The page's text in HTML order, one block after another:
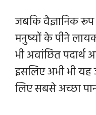
जबकि वैज्ञानिक
मनुष्यों के पीने
भी अवांछित पदार्थ
इसलिए अभी भी
लिए सबसे अच्छा